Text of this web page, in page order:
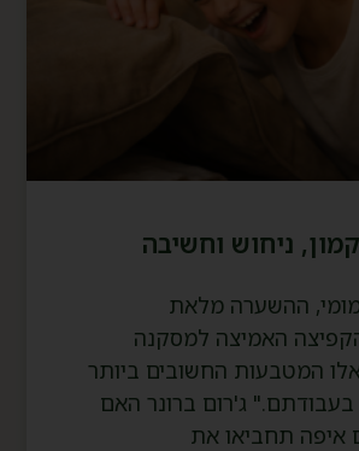
ניחוש וחשיבה
ההשערה מלאת
האמיצה למסקנה
המטבעות החשובים ביותר
ג'רום ברונר האם
תחביאו את